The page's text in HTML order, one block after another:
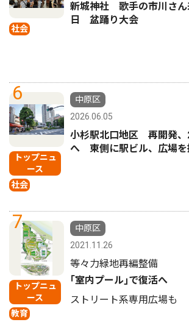
社会
新城神社 歌手の市川さ
日 盆踊り大会
6
トップニュ
ース
社会
中原区
2026.06.05
小杉駅北口地区 再開発、
へ 東側に駅ビル、広場を
7
トップニュ
ース
教育
中原区
2021.11.26
等々力緑地再編整備
｢室内プール｣で復活へ
ストリート系専用広場も